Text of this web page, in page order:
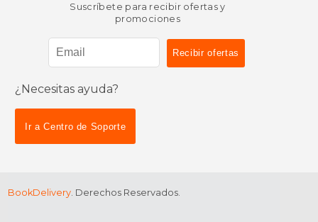
dcto. $ 46.74
Suscríbete para recibir ofertas y
promociones
¿Necesitas ayuda?
Ir a Centro de Soporte
BookDelivery. Derechos Reservados.